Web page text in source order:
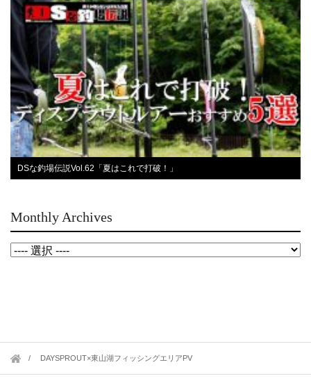
DSな釣場伝説Vol.62「夏はこれで打破！」
Monthly Archives
DAYSPROUT×東山湖フィッシングエリアPV